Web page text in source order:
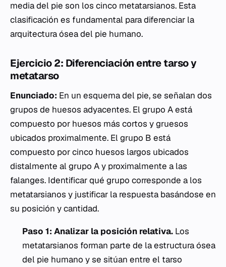
media del pie son los cinco metatarsianos. Esta
clasificación es fundamental para diferenciar la
arquitectura ósea del pie humano.
Ejercicio 2: Diferenciación entre tarso y
metatarso
Enunciado: En un esquema del pie, se señalan dos
grupos de huesos adyacentes. El grupo A está
compuesto por huesos más cortos y gruesos
ubicados proximalmente. El grupo B está
compuesto por cinco huesos largos ubicados
distalmente al grupo A y proximalmente a las
falanges. Identificar qué grupo corresponde a los
metatarsianos y justificar la respuesta basándose en
su posición y cantidad.
Paso 1: Analizar la posición relativa. Los
metatarsianos forman parte de la estructura ósea
del pie humano y se sitúan entre el tarso